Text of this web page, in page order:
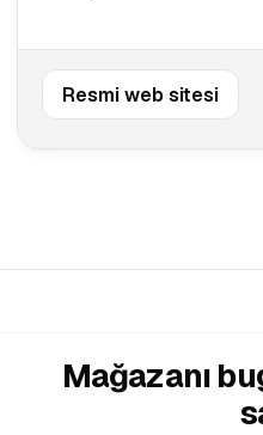
Resmi web sitesi
Mağazanı